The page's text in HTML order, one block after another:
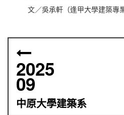
文／吳承軒（逢甲大學建築專
2025
09
中原大學建築系